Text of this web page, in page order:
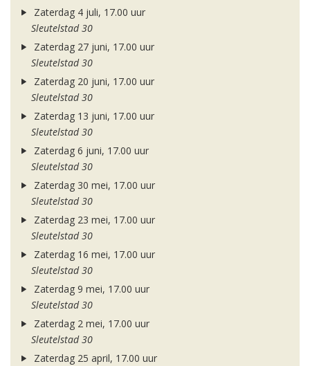
Zaterdag 4 juli, 17.00 uur
Sleutelstad 30
Zaterdag 27 juni, 17.00 uur
Sleutelstad 30
Zaterdag 20 juni, 17.00 uur
Sleutelstad 30
Zaterdag 13 juni, 17.00 uur
Sleutelstad 30
Zaterdag 6 juni, 17.00 uur
Sleutelstad 30
Zaterdag 30 mei, 17.00 uur
Sleutelstad 30
Zaterdag 23 mei, 17.00 uur
Sleutelstad 30
Zaterdag 16 mei, 17.00 uur
Sleutelstad 30
Zaterdag 9 mei, 17.00 uur
Sleutelstad 30
Zaterdag 2 mei, 17.00 uur
Sleutelstad 30
Zaterdag 25 april, 17.00 uur